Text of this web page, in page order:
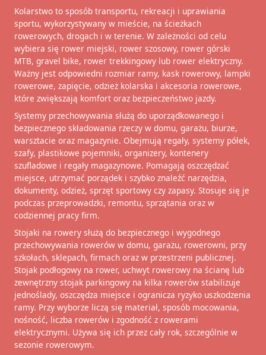
Kolarstwo to sposób transportu, rekreacji i uprawiania
sportu, wykorzystywany w mieście, na ścieżkach
rowerowych, drogach i w terenie. W zależności od celu
wybiera się rower miejski, rower szosowy, rower górski
MTB, gravel bike, rower trekkingowy lub rower elektryczny.
Ważny jest odpowiedni rozmiar ramy, kask rowerowy, lampki
rowerowe, zapięcie, odzież kolarska i akcesoria rowerowe,
które zwiększają komfort oraz bezpieczeństwo jazdy.
Systemy przechowywania służą do uporządkowanego i
bezpiecznego składowania rzeczy w domu, garażu, biurze,
warsztacie oraz magazynie. Obejmują regały, systemy półek,
szafy, plastikowe pojemniki, organizery, kontenery
szufladowe i regały magazynowe. Pomagają oszczędzać
miejsce, utrzymać porządek i szybko znaleźć narzędzia,
dokumenty, odzież, sprzęt sportowy czy zapasy. Stosuje się je
podczas przeprowadzki, remontu, sprzątania oraz w
codziennej pracy firm.
Stojaki na rowery służą do bezpiecznego i wygodnego
przechowywania rowerów w domu, garażu, rowerowni, przy
szkołach, sklepach, firmach oraz w przestrzeni publicznej.
Stojak podłogowy na rower, uchwyt rowerowy na ścianę lub
zewnętrzny stojak parkingowy na kilka rowerów stabilizuje
jednoślady, oszczędza miejsce i ogranicza ryzyko uszkodzenia
ramy. Przy wyborze liczą się materiał, sposób mocowania,
nośność, liczba rowerów i zgodność z rowerami
elektrycznymi. Używa się ich przez cały rok, szczególnie w
sezonie rowerowym.